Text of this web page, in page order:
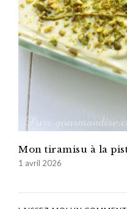
Mon tiramisu à la
1 avril 2026